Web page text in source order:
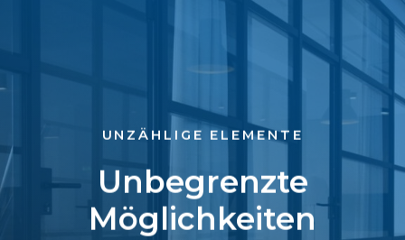
UNZÄHLIGE ELEMENTE
Unbegrenzte
Möglichkeiten